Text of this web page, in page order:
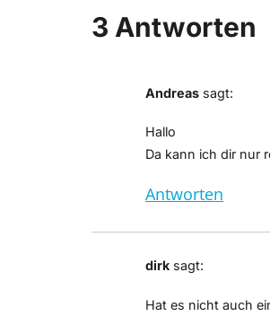
3 Antworten
Andreas sagt:
Hallo
Da kann ich dir nur
Antworten
dirk sagt:
Hat es nicht auch